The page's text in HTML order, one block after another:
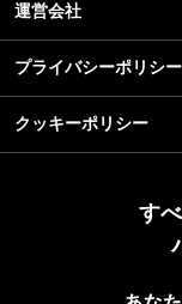
運営会社
プライバシーポリシー
クッキーポリシー
す